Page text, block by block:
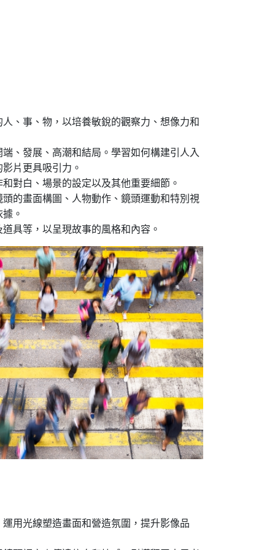
、事、物，以培養敏銳的觀察力、想像力和
、發展、高潮和結局。學習如何構建引人入
片更具吸引力。
對白、場景的設定以及其他重要細節。
的畫面構圖、人物動作、鏡頭運動和特別視
。
具等，以呈現故事的風格和內容。
用光線塑造畫面和營造氛圍，提升影像品